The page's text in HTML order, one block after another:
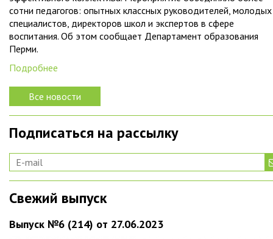
сотни педагогов: опытных классных руководителей, молодых
специалистов, директоров школ и экспертов в сфере
воспитания. Об этом сообщает Департамент образования
Перми.
Подробнее
Все новости
Подписаться на рассылку
Свежий выпуск
Выпуск №6 (214) от 27.06.2023